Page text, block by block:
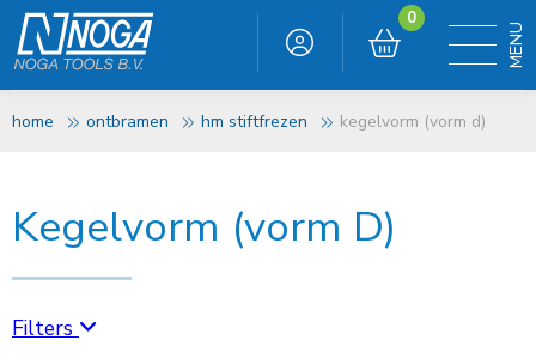
0
home ontbramen hm stiftfrezen kegelvorm (vorm d)
Kegelvorm (vorm D)
Filters